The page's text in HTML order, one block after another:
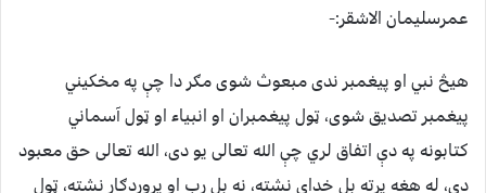
عمرسلیمان الاشقر:-
هیڅ نبي او پیغمبر ندی مبعوث شوی مګر دا چې په مخکیني
پیغمبر تصدیق شوی، ټول پیغمبران او انبیاء او ټول آسماني
کتابونه په دې اتفاق لري چې الله تعالی یو دی، الله تعالی حق معبود
دی، له هغه پرته بل خدای نشته، نه بل رب او پروردګار نشته، ټول